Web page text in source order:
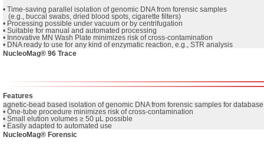
• Time-saving parallel isolation of genomic DNA from forensic samples
   (e.g., buccal swabs, dried blood spots, cigarette filters)
• Processing possible under vacuum or by centrifugation
• Suitable for manual and automated processing
• Innovative MN Wash Plate minimizes risk of cross-contamination
• DNA ready to use for any kind of enzymatic reaction, e.g., STR analysis
NucleoMag® 96 Trace
Features
agnetic-bead based isolation of genomic DNA from forensic samples for
• One-tube procedure minimizes risk of cross-contamination
• Small elution volumes ≥ 50 μL possible
• Easily adapted to automated use
NucleoMag® Forensic